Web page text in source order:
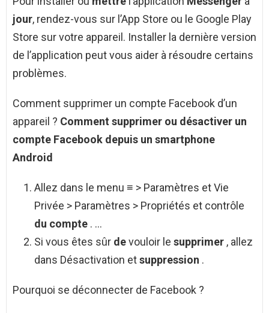
jour, rendez-vous sur l’App Store ou le Google Play
Store sur votre appareil. Installer la dernière version
de l’application peut vous aider à résoudre certains
problèmes.
Comment supprimer un compte Facebook d’un
appareil ? Comment supprimer ou désactiver un
compte Facebook depuis un smartphone
Android
Allez dans le menu ≡ > Paramètres et Vie
Privée > Paramètres > Propriétés et contrôle
du compte . …
Si vous êtes sûr devouloir le supprimer , allez
dans Désactivation etsuppression .
Pourquoi se déconnecter de Facebook ?